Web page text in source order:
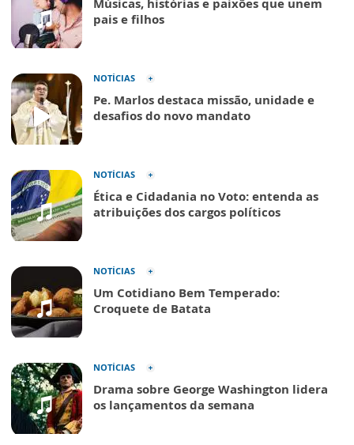
Músicas, histórias e paixões que unem
pais e filhos
NOTÍCIAS
Pe. Marlos destaca missão, unidade e
desafios do novo mandato
NOTÍCIAS
Ética e Cidadania no Voto: entenda as
atribuições dos cargos políticos
NOTÍCIAS
Um Cotidiano Bem Temperado:
Croquete de Batata
NOTÍCIAS
Drama sobre George Washington lidera
os lançamentos da semana